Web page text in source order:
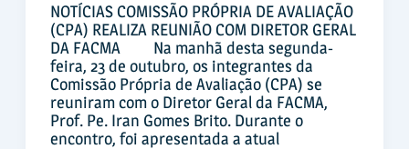
NOTÍCIAS COMISSÃO PRÓPRIA DE AVALIAÇÃO
(CPA) REALIZA REUNIÃO COM DIRETOR GERAL
DA FACMA Na manhã desta segunda-
feira, 23 de outubro, os integrantes da
Comissão Própria de Avaliação (CPA) se
reuniram com o Diretor Geral da FACMA,
Prof. Pe. Iran Gomes Brito. Durante o
encontro, foi apresentada a atual